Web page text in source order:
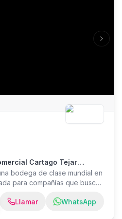
Next
Cartago Tejar
bodega de clase mundial en
para compañías que buscan
de primer nivel sin
propiedad completamente
moderna, acabados de
Llamar WhatsApp